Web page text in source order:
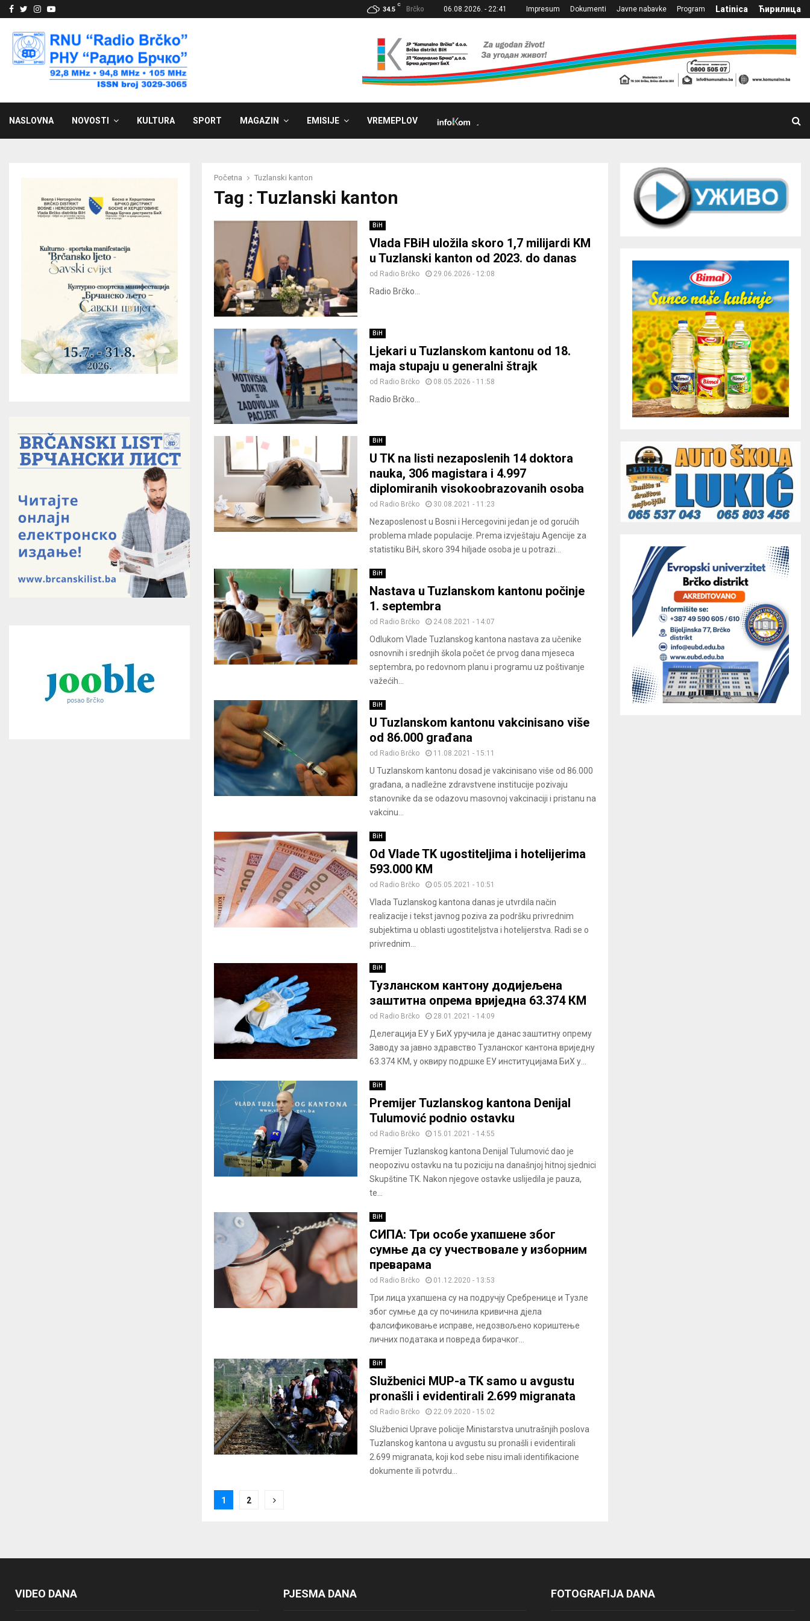
Facebook
Twitter
Instagram
Youtube 34.5
C
Brčko 06.08.2026. - 22:41 Impresum Dokumenti Javne nabavke Program Latinica Ћирилица
NASLOVNA NOVOSTI KULTURA SPORT MAGAZIN EMISIJE VREMEPLOV
Početna Tuzlanski kanton
Tag : Tuzlanski kanton
BiH
Vlada FBiH uložila skoro 1,7 milijardi KM
u Tuzlanski kanton od 2023. do danas
od Radio Brčko 29.06.2026 - 12:08
Radio Brčko...
BiH
Ljekari u Tuzlanskom kantonu od 18.
maja stupaju u generalni štrajk
od Radio Brčko 08.05.2026 - 11:58
Radio Brčko...
BiH
U TK na listi nezaposlenih 14 doktora
nauka, 306 magistara i 4.997
diplomiranih visokoobrazovanih osoba
od Radio Brčko 30.08.2021 - 11:23
Nezaposlenost u Bosni i Hercegovini jedan je od gorućih
problema mlade populacije. Prema izvještaju Agencije za
statistiku BiH, skoro 394 hiljade osoba je u potrazi...
BiH
Nastava u Tuzlanskom kantonu počinje
1. septembra
od Radio Brčko 24.08.2021 - 14:07
Odlukom Vlade Tuzlanskog kantona nastava za učenike
osnovnih i srednjih škola počet će prvog dana mjeseca
septembra, po redovnom planu i programu uz poštivanje
važećih...
BiH
U Tuzlanskom kantonu vakcinisano više
od 86.000 građana
od Radio Brčko 11.08.2021 - 15:11
U Tuzlanskom kantonu dosad je vakcinisano više od 86.000
građana, a nadležne zdravstvene institucije pozivaju
stanovnike da se odazovu masovnoj vakcinaciji i pristanu na
vakcinu...
BiH
Od Vlade TK ugostiteljima i hotelijerima
593.000 KM
od Radio Brčko 05.05.2021 - 10:51
Vlada Tuzlanskog kantona danas je utvrdila način
realizacije i tekst javnog poziva za podršku privrednim
subjektima u oblasti ugostiteljstva i hotelijerstva. Radi se o
privrednim...
BiH
Тузланском кантону додијељена
заштитна опрема вриједна 63.374 КМ
od Radio Brčko 28.01.2021 - 14:09
Делегација ЕУ у БиХ уручила је данас заштитну опрему
Заводу за јавно здравство Тузланског кантона вриједну
63.374 КМ, у оквиру подршке ЕУ институцијама БиХ у...
BiH
Premijer Tuzlanskog kantona Denijal
Tulumović podnio ostavku
od Radio Brčko 15.01.2021 - 14:55
Premijer Tuzlanskog kantona Denijal Tulumović dao je
neopozivu ostavku na tu poziciju na današnjoj hitnoj sjednici
Skupštine TK. Nakon njegove ostavke uslijedila je pauza,
te...
BiH
СИПА: Три особе ухапшене због
сумње да су учествовале у изборним
преварама
od Radio Brčko 01.12.2020 - 13:53
Три лица ухапшена су на подручју Сребренице и Тузле
због сумње да су починила кривична дјела
фалсификовање исправе, недозвољено кориштење
личних података и повреда бирачког...
BiH
Službenici MUP-a TK samo u avgustu
pronašli i evidentirali 2.699 migranata
od Radio Brčko 22.09.2020 - 15:02
Službenici Uprave policije Ministarstva unutrašnjih poslova
Tuzlanskog kantona u avgustu su pronašli i evidentirali
2.699 migranata, koji kod sebe nisu imali identifikacione
dokumente ili potvrdu...
Posts
1 2
VIDEO DANA PJESMA DANA FOTOGRAFIJA DANA